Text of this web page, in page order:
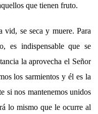
que tienen fruto.
vid, se seca y muere. Para
es indispensable que se
la aprovecha el Señor
los sarmientos y él es la
si nos mantenemos unidos
lo mismo que le ocurre al